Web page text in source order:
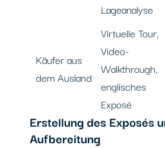
Lageanalyse
Käufer aus
dem Ausland
Virtuelle Tour,
Video-
Walkthrough,
englisches
Exposé
Erstellung des Exposés
Aufbereitung